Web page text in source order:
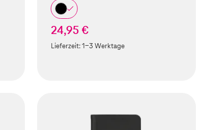
24,95 €
Lieferzeit:1-3 Werktage